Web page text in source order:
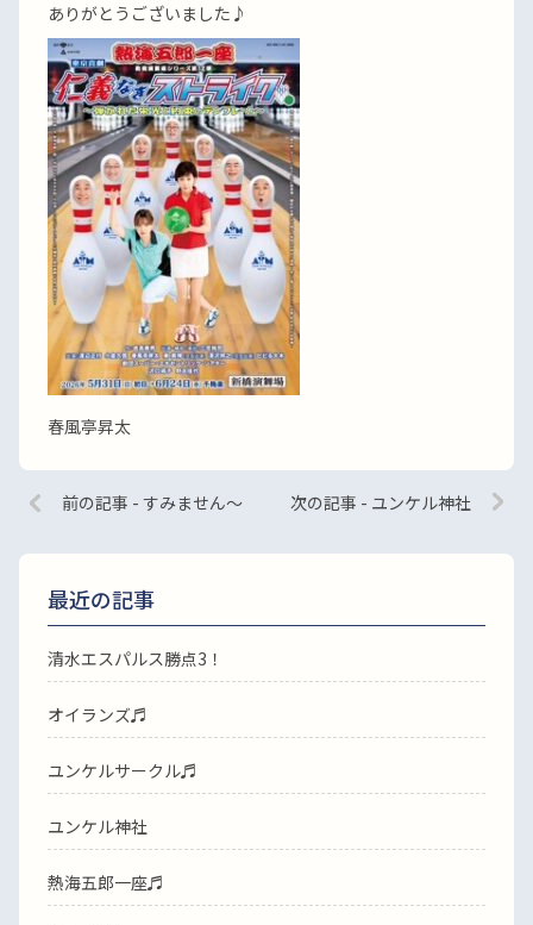
ありがとうございました♪
春風亭昇太
前の記事 - すみません〜 次の記事 - ユンケル神社
最近の記事
清水エスパルス勝点3！
オイランズ♬
ユンケルサークル♬
ユンケル神社
熱海五郎一座♬